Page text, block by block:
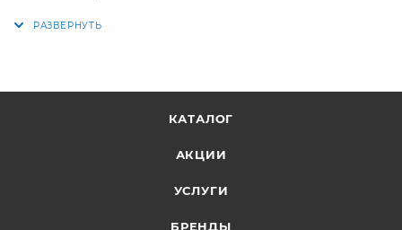
КАТАЛОГ
АКЦИИ
УСЛУГИ
БРЕНДЫ